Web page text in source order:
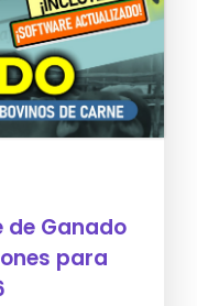
de Ganado
para